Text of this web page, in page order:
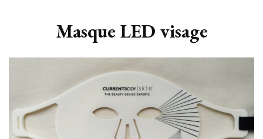
Masque LED visage